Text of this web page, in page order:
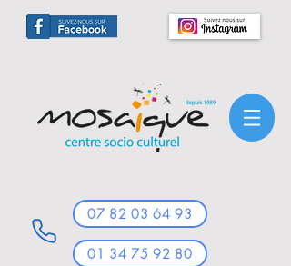
07 82 03 64 93
01 34 75 92 80